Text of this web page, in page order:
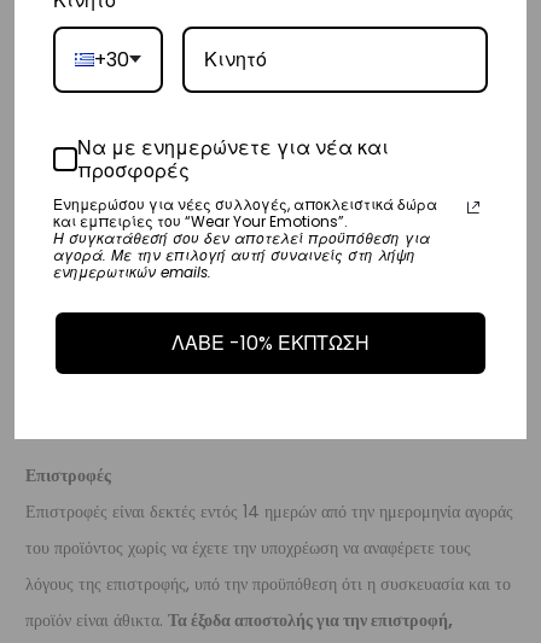
– Τα έξοδα αποστολής για όλο την Ευρώπη είναι στα€25.
– Η συνεργαζόμενη εταιρεία ταχυμεταφορών,
παράδοσή σας.
– Οι χρόνοι παράδοσης κυμαίνονται συνήθως από 3-8 εργάσιμες
ημέρες.
Διεθνή
– Τα έξοδα αποστολής για όλο τον υπόλοιπο κόσμο είναι στα
– Οι χρόνοι παράδοσης κυμαίνονται συνήθως από 3-10 εργάσιμες
Επιστροφές
Επιστροφές είναι δεκτές εντός 14 ημερών από την ημερομηνία αγοράς
του προϊόντος χωρίς να έχετε την υποχρέωση να αναφέρετε τους
λόγους της επιστροφής, υπό την προϋπόθεση ότι η συσκευασία και το
προϊόν είναι άθικτα. Τα έξοδα αποστολής για την επιστροφή,
+30
Να με ενημερώνετε για νέα και
προσφορές
Ενημερώσου για νέες συλλογές, αποκλειστικά δώρα
και εμπειρίες του “Wear Your Emotions”.
Η συγκατάθεσή σου δεν αποτελεί προϋπόθεση για
αγορά. Με την επιλογή αυτή συναινείς στη λήψη
ενημερωτικών emails.
ΛΑΒΕ -10% ΕΚΠΤΩΣΗ